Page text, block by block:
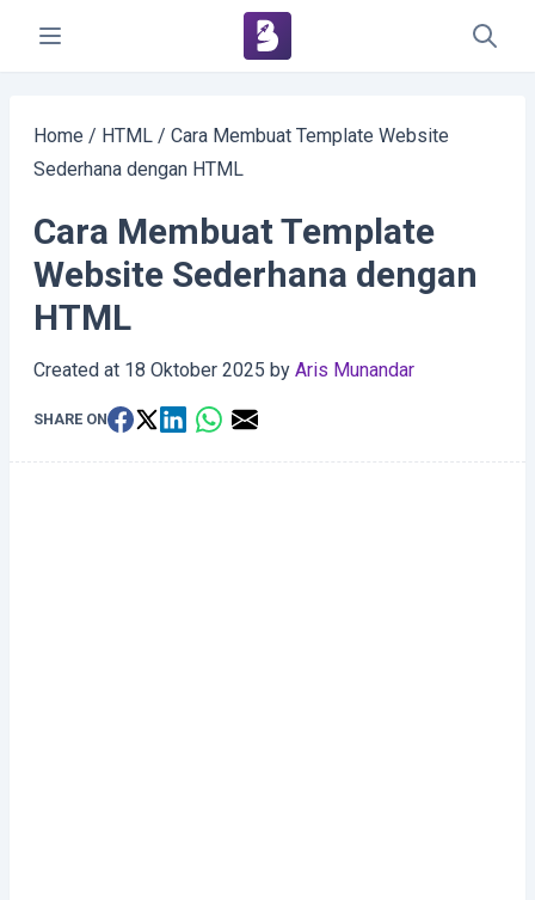
Home / HTML / Cara Membuat Template Website
Sederhana dengan HTML
Cara Membuat Template
Website Sederhana dengan
HTML
Created at 18 Oktober 2025 by Aris Munandar
SHARE ON